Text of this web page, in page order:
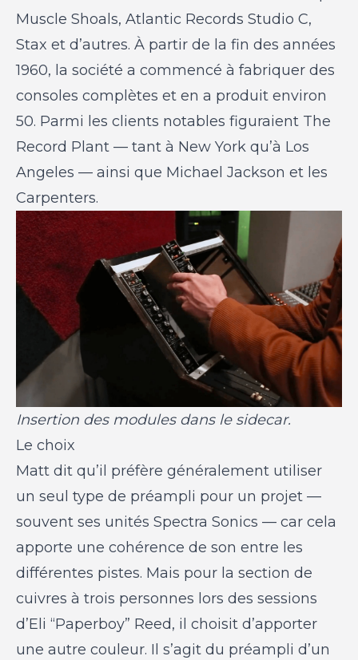
Muscle Shoals, Atlantic Records Studio C,
Stax et d’autres. À partir de la fin des années
1960, la société a commencé à fabriquer des
consoles complètes et en a produit environ
50. Parmi les clients notables figuraient The
Record Plant — tant à New York qu’à Los
Angeles — ainsi que Michael Jackson et les
Carpenters.
Insertion des modules dans le sidecar.
Le choix
Matt dit qu’il préfère généralement utiliser
un seul type de préampli pour un projet —
souvent ses unités Spectra Sonics — car cela
apporte une cohérence de son entre les
différentes pistes. Mais pour la section de
cuivres à trois personnes lors des sessions
d’Eli “Paperboy” Reed, il choisit d’apporter
une autre couleur. Il s’agit du préampli d’un